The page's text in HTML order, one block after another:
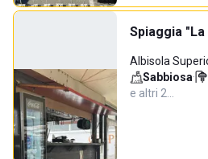
Spiaggia
Albisola
Sabbiosa·
e altri 2…